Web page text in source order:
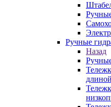
Ручные
Назад